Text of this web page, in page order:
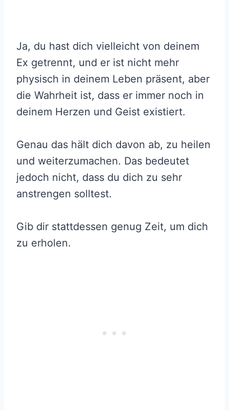
Ja, du hast dich vielleicht von deinem
Ex getrennt, und er ist nicht mehr
physisch in deinem Leben präsent, aber
die Wahrheit ist, dass er immer noch in
deinem Herzen und Geist existiert.
Genau das hält dich davon ab, zu heilen
und weiterzumachen. Das bedeutet
jedoch nicht, dass du dich zu sehr
anstrengen solltest.
Gib dir stattdessen genug Zeit, um dich
zu erholen.